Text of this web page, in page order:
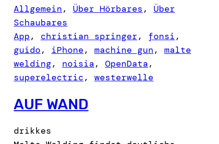
Allgemein, Über Hörbares , Über
Schaubares
App, christian springer, fonsi
guido, iPhone, machine gun, malte
welding, noisia, OpenData
superelectric, westerwelle
AUF WAND
drikkes